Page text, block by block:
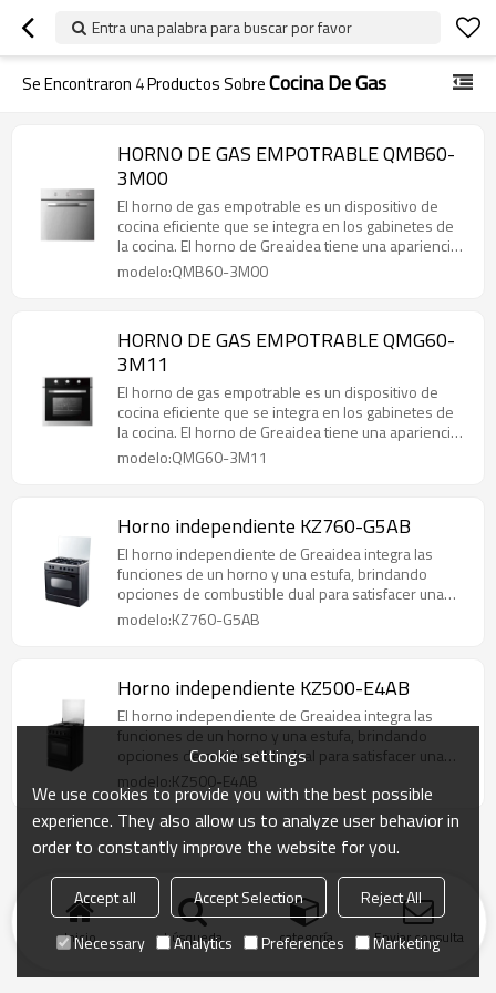
Entra una palabra para buscar por favor
Se Encontraron 4Productos SobreCocina De Gas
HORNO DE GAS EMPOTRABLE QMB60-
3M00
El horno de gas empotrable es un dispositivo de
cocina eficiente que se integra en los gabinetes de
la cocina. El horno de Greaidea tiene una apariencia
atractiva, ahorra espacio, está equipado con un
sistema preciso de control de temperatura y admite
modelo:QMB60-3M00
HORNO DE GAS EMPOTRABLE QMG60-
3M11
El horno de gas empotrable es un dispositivo de
cocina eficiente que se integra en los gabinetes de
la cocina. El horno de Greaidea tiene una apariencia
atractiva, ahorra espacio, está equipado con un
sistema preciso de control de temperatura y admite
modelo:QMG60-3M11
Horno independiente KZ760-G5AB
El horno independiente de Greaidea integra las
funciones de un horno y una estufa, brindando
opciones de combustible dual para satisfacer una
variedad de necesidades de cocción y admitiendo
modelo:KZ760-G5AB
Horno independiente KZ500-E4AB
El horno independiente de Greaidea integra las
funciones de un horno y una estufa, brindando
opciones de combustible dual para satisfacer una
variedad de necesidades de cocción y admitiendo
ODM y OEM.
modelo:KZ500-E4AB
Inicio búsqueda categoría Enviar consulta
Cookie settings
We use cookies to provide you with the best possible
experience. They also allow us to analyze user behavior in
order to constantly improve the website for you.
Accept all Accept Selection
Reject All
Necessary
Analytics Preferences Marketing